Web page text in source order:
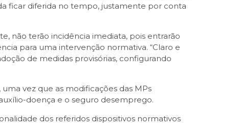
ficar diferida no tempo, justamente por conta
não terão incidência imediata, pois entrarão
para uma intervenção normativa. “Claro e
de medidas provisórias, configurando
vez que as modificações das MPs
doença e o seguro desemprego.
dos referidos dispositivos normativos